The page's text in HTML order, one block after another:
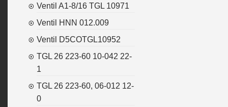
Ventil A1-8/16 TGL 10971
Ventil HNN 012.009
Ventil D5COTGL10952
TGL 26 223-60 10-042 22-
1
TGL 26 223-60, 06-012 12-
0